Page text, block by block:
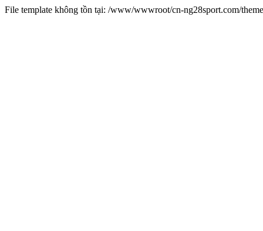
File template không tồn tại: /www/wwwroot/cn-ng28sport.com/